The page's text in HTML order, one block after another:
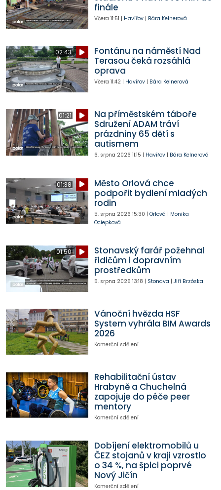
finále
Včera 11:51 | Havířov| Bára Kelnerová
02:43
Fontánu na náměstí Nad
Terasou čeká rozsáhlá
oprava
Včera 11:42| Havířov| Bára Kelnerová
01:21
Na příměstském táboře
Sdružení ADAM tráví
prázdniny 65 dětí s
autismem
6. srpna 2026 11:15 | Havířov| Bára Kelnerová
01:38
Město Orlová chce
podpořit bydlení mladých
rodin
5. srpna 2026 15:30 | Orlová | Monika
Ociepková
01:50
Stonavský farář požehnal
řidičům i dopravním
prostředkům
5. srpna 2026 13:18 | Stonava | Jiří Brzóska
Vánoční hvězda HSF
System vyhrála BIM Awards
2026
Komerční sdělení
Rehabilitační ústav
Hrabyně a Chuchelná
zapojuje do péče peer
mentory
Komerční sdělení
Dobíjení elektromobilů u
ČEZ stojanů v kraji vzrostlo
o 34 %, na špici poprvé
Nový Jičín
Komerční sdělení